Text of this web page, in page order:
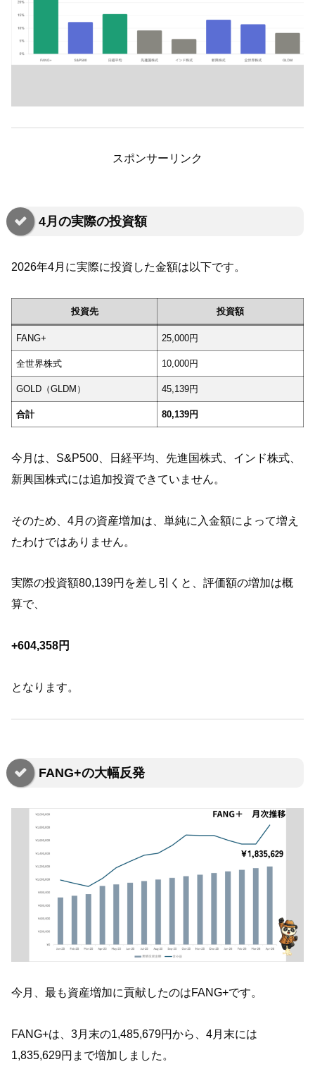
スポンサーリンク
4月の実際の投資額
2026年4月に実際に投資した金額は以下です。
投資先 投資額
FANG+ 25,000円
全世界株式 10,000円
GOLD（GLDM） 45,139円
合計 80,139円
今月は、S&P500、日経平均、先進国株式、インド株式、
新興国株式には追加投資できていません。
そのため、4月の資産増加は、単純に入金額によって増え
たわけではありません。
実際の投資額80,139円を差し引くと、評価額の増加は概
算で、
+604,358円
となります。
FANG+の大幅反発
今月、最も資産増加に貢献したのはFANG+です。
FANG+は、3月末の1,485,679円から、4月末には
1,835,629円まで増加しました。